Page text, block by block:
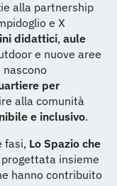
alla partnership
e X
didattici, aule
e nuove aree
per
alla comunità
e inclusivo.
fasi, Lo Spazio che
insieme
hanno contribuito